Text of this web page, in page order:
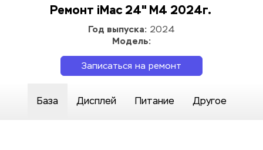
Ремонт iMac 24" M4 2024г.
Год выпуска: 2024
Модель:
Записаться на ремонт
База Дисплей Питание Другое